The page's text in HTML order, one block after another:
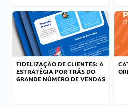
FIDELIZAÇÃO DE CLIENTES: A
ESTRATÉGIA POR TRÁS DO
GRANDE NÚMERO DE VENDAS